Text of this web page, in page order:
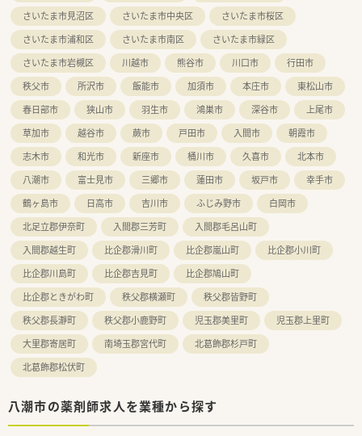
さいたま市見沼区
さいたま市中央区
さいたま市桜区
さいたま市浦和区
さいたま市南区
さいたま市緑区
さいたま市岩槻区
川越市 熊谷市 川口市
行田市
秩父市
所沢市 飯能市 加須市 本庄市
東松山市
春日部市
狭山市 羽生市 鴻巣市 深谷市
上尾市
草加市
越谷市 蕨市 戸田市 入間市
朝霞市
志木市
和光市 新座市 桶川市 久喜市
北本市
八潮市
富士見市 三郷市 蓮田市 坂戸市
幸手市
鶴ヶ島市
日高市 吉川市 ふじみ野市
白岡市
北足立郡伊奈町
入間郡三芳町
入間郡毛呂山町
入間郡越生町
比企郡滑川町 比企郡嵐山町
比企郡小川町
比企郡川島町
比企郡吉見町
比企郡鳩山町
比企郡ときがわ町
秩父郡横瀬町
秩父郡皆野町
秩父郡長瀞町
秩父郡小鹿野町 児玉郡美里町
児玉郡上里町
大里郡寄居町
南埼玉郡宮代町
北葛飾郡杉戸町
北葛飾郡松伏町
八潮市の薬剤師求人を業種から探す